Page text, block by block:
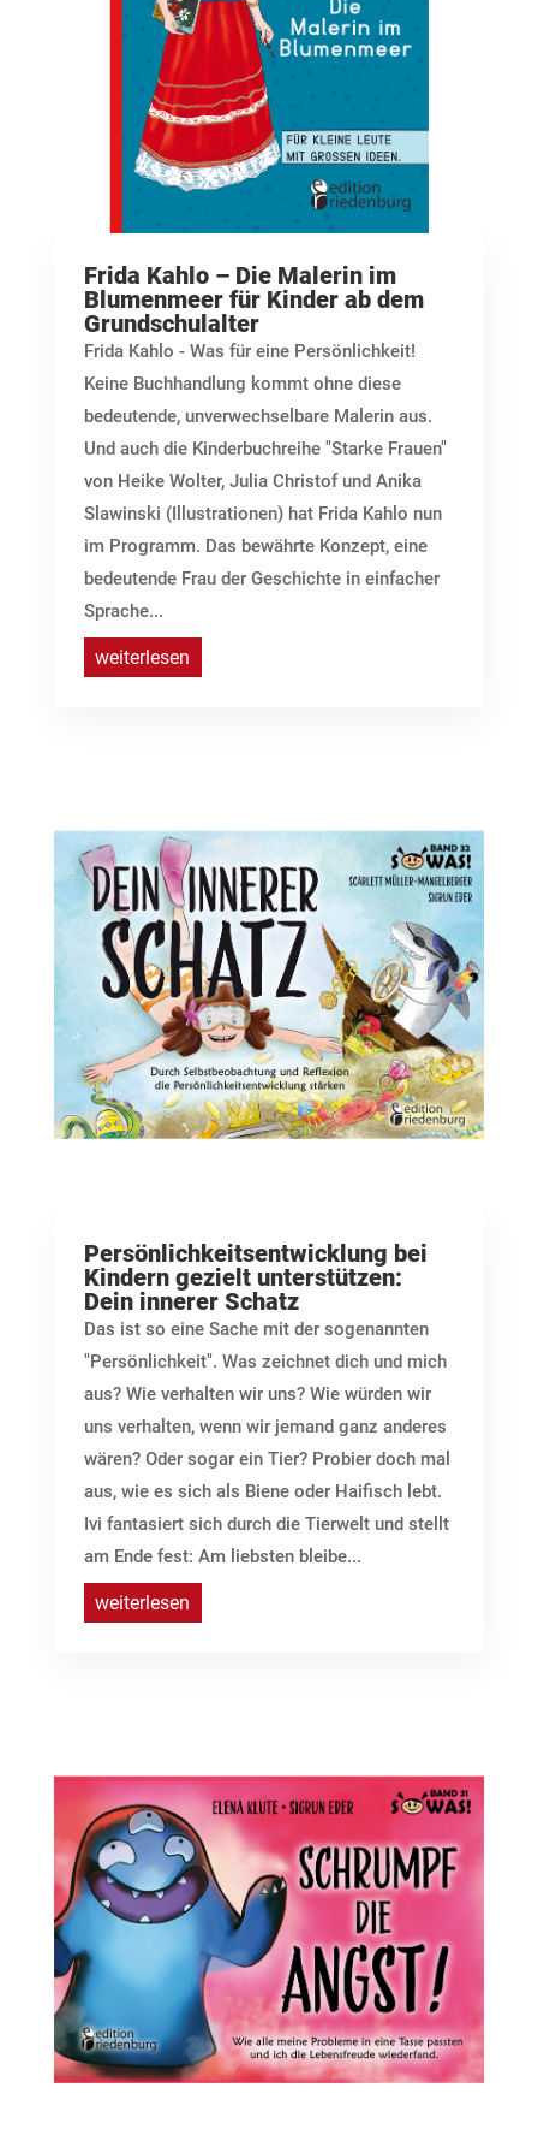
Frida Kahlo – Die Malerin im
Blumenmeer für Kinder ab dem
Grundschulalter
Frida Kahlo - Was für eine Persönlichkeit!
Keine Buchhandlung kommt ohne diese
bedeutende, unverwechselbare Malerin aus.
Und auch die Kinderbuchreihe "Starke Frauen"
von Heike Wolter, Julia Christof und Anika
Slawinski (Illustrationen) hat Frida Kahlo nun
im Programm. Das bewährte Konzept, eine
bedeutende Frau der Geschichte in einfacher
Sprache...
weiterlesen
Persönlichkeitsentwicklung bei
Kindern gezielt unterstützen:
Dein innerer Schatz
Das ist so eine Sache mit der sogenannten
"Persönlichkeit". Was zeichnet dich und mich
aus? Wie verhalten wir uns? Wie würden wir
uns verhalten, wenn wir jemand ganz anderes
wären? Oder sogar ein Tier? Probier doch mal
aus, wie es sich als Biene oder Haifisch lebt.
Ivi fantasiert sich durch die Tierwelt und stellt
am Ende fest: Am liebsten bleibe...
weiterlesen